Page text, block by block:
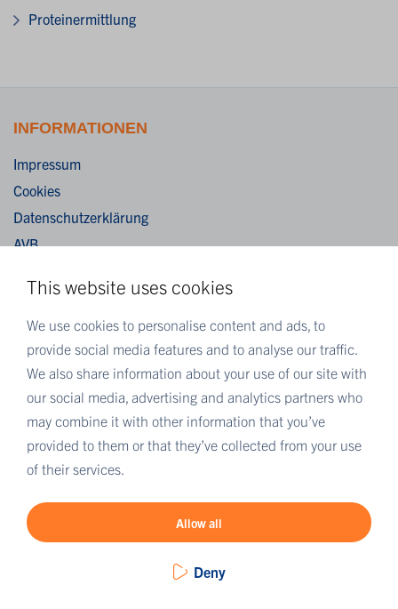
This website uses cookies
We use cookies to personalise content and ads, to
provide social media features and to analyse our traffic.
We also share information about your use of our site with
our social media, advertising and analytics partners who
may combine it with other information that you’ve
provided to them or that they’ve collected from your use
of their services.
Allow all
Deny
Proteinermittlung
INFORMATIONEN
Impressum
Cookies
Datenschutzerklärung
AVB
Qualität
ÜBER DIE EUROFINS
Eurofins Deutschland
Eurofins Scientific
Eurofins Scientific public group directory
Eurofins Worldwide map